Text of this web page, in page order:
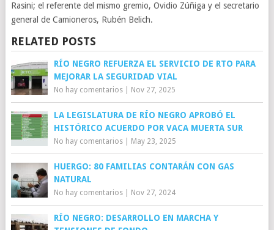
Rasini; el referente del mismo gremio, Ovidio Zúñiga y el secretario
general de Camioneros, Rubén Belich.
RELATED POSTS
RÍO NEGRO REFUERZA EL SERVICIO DE RTO PARA
MEJORAR LA SEGURIDAD VIAL
No hay comentarios| Nov 27, 2025
LA LEGISLATURA DE RÍO NEGRO APROBÓ EL
HISTÓRICO ACUERDO POR VACA MUERTA SUR
No hay comentarios| May 23, 2025
HUERGO: 80 FAMILIAS CONTARÁN CON GAS
NATURAL
No hay comentarios| Nov 27, 2024
RÍO NEGRO: DESARROLLO EN MARCHA Y